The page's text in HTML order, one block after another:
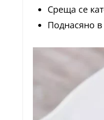
Среща се
Поднасяно в